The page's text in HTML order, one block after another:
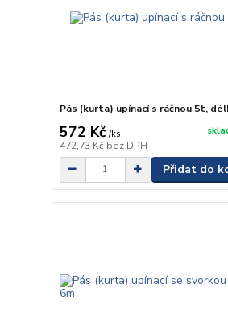
Pás (kurta) upínací s ráčnou 5t,
572 Kč /ks
472,73 Kč bez DPH
Přidat do